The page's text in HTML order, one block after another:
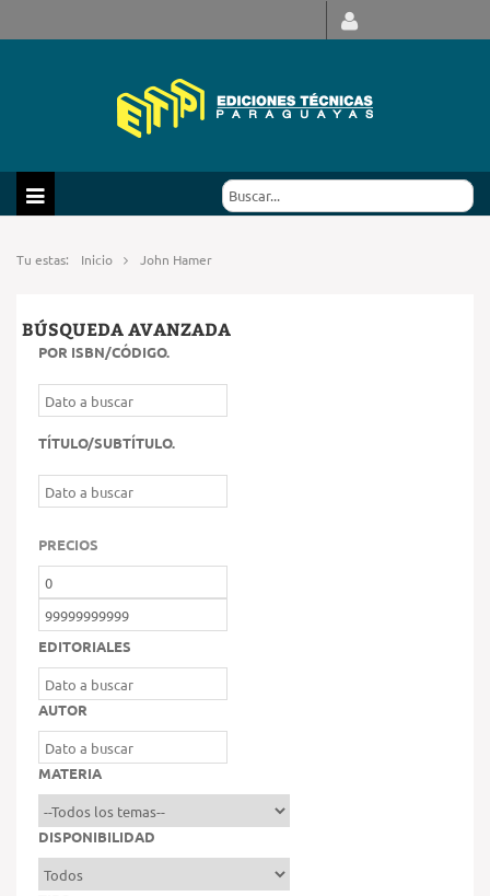
Tu estas: Inicio John Hamer
BÚSQUEDA AVANZADA
POR ISBN/CÓDIGO.
TÍTULO/SUBTÍTULO.
PRECIOS
EDITORIALES
AUTOR
MATERIA
DISPONIBILIDAD